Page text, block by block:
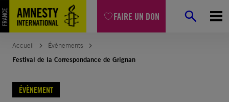
FAIRE UN DON
Accueil
Évènements
Festival de la Correspondance de Grignan
ÉVÈNEMENT